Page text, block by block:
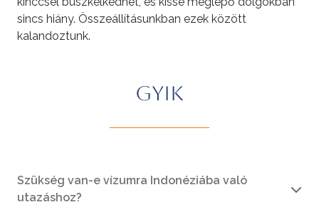
sincs hiány. Összeállításunkban ezek között
kalandoztunk.
GYIK
Szükség van-e vízumra Indonéziába való
utazáshoz?